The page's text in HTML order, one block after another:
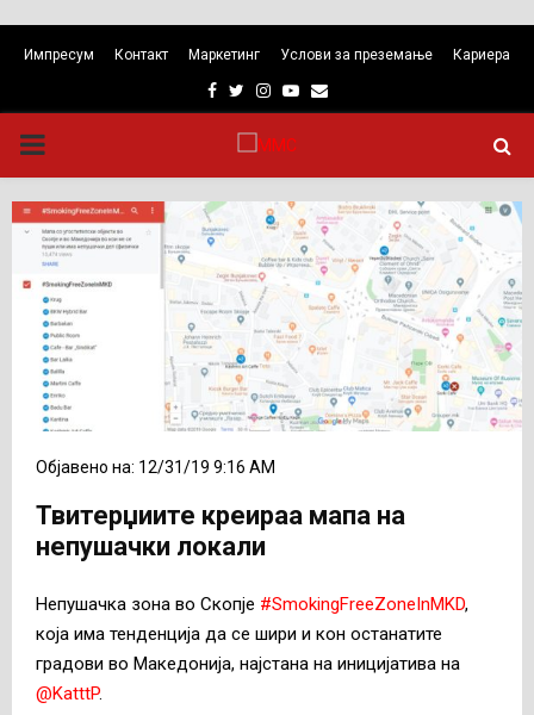
Импресум Контакт Маркетинг Услови за преземање Кариера
Facebook
TwitterInstagram
Youtube
Email
PRIMARY
MENU
Објавено на: 12/31/19 9:16 AM
Твитерџиите креираа мапа на
непушачки локали
Непушачка зона во Скопје #SmokingFreeZoneInMKD,
која има тенденција да се шири и кон останатите
градови во Македонија, најстана на иницијатива на
@KatttP.